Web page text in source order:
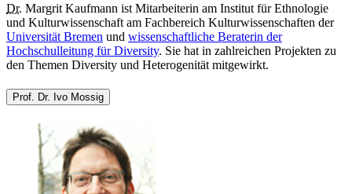
Dr. Margrit Kaufmann ist Mitarbeiterin am Institut für Ethnologie
und Kulturwissenschaft am Fachbereich Kulturwissenschaften der
Universität Bremen und wissenschaftliche Beraterin der
Hochschulleitung für Diversity. Sie hat in zahlreichen Projekten zu
den Themen Diversity und Heterogenität mitgewirkt.
Prof. Dr. Ivo Mossig